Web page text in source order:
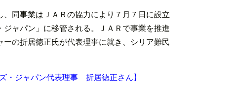
同事業はＪＡＲの協力により７月７日に設立
ャパン」に移管される。ＪＡＲで事業を推進
の折居徳正氏が代表理事に就き、シリア難民
・ジャパン代表理事 折居徳正さん】